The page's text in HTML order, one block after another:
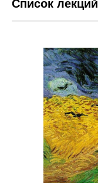
Список лекций